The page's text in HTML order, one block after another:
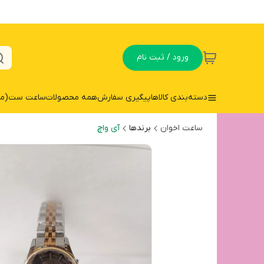
ورود / ثبت نام
دسته‌بندی کالاهاپیگیری سفارشهمه محصولاتساعت
ساعت اخوان برندها آی واچ